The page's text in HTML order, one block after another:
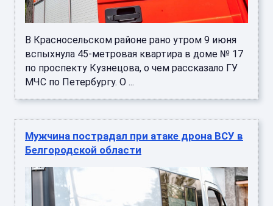
В Красносельском районе рано утром 9 июня
вспыхнула 45-метровая квартира в доме № 17
по проспекту Кузнецова, о чем рассказало ГУ
МЧС по Петербургу. О ...
Мужчина пострадал при атаке дрона ВСУ в
Белгородской области